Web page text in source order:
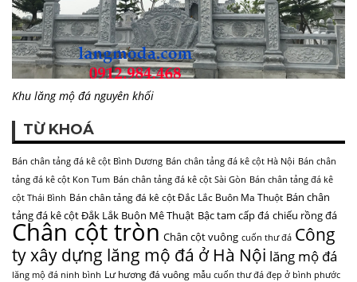
Khu lăng mộ đá nguyên khối
TỪ KHOÁ
Bán chân tảng đá kê cột Bình Dương Bán chân tảng đá kê cột Hà Nội Bán chân
tảng đá kê cột Kon Tum Bán chân tảng đá kê cột Sài Gòn Bán chân tảng đá kê
cột Thái Bình Bán chân tảng đá kê cột Đắc Lắc Buôn Ma Thuột Bán chân
tảng đá kê cột Đắk Lắk Buôn Mê Thuật Bậc tam cấp đá chiếu rồng đá
Chân cột tròn Chân cột vuông cuốn thư đá Công
ty xây dựng lăng mộ đá ở Hà Nội lăng mộ đá
lăng mộ đá ninh bình Lư hương đá vuông mẫu cuốn thư đá đẹp ở bình phước